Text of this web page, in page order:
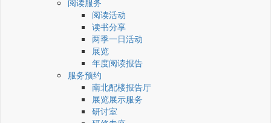
阅读服务
阅读活动
读书分享
两季一日活动
展览
年度阅读报告
服务预约
南北配楼报告厅
展览展示服务
研讨室